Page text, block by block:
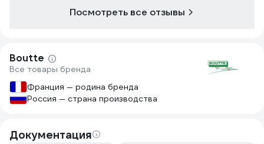
Посмотреть все отзывы
Boutte
Все товары бренда
Франция — родина бренда
Россия — страна производства
Документация